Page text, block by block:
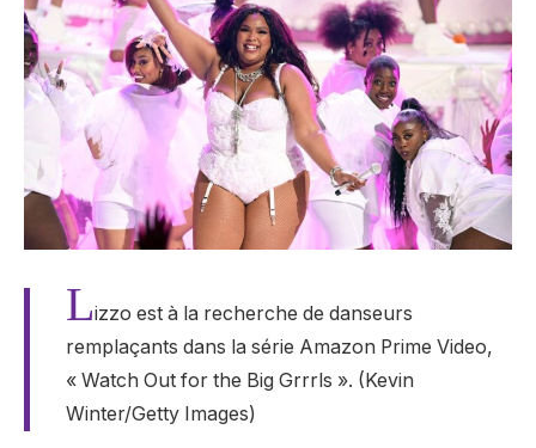
Lizzo est à la recherche de danseurs
remplaçants dans la série Amazon Prime Video,
« Watch Out for the Big Grrrls ». (Kevin
Winter/Getty Images)